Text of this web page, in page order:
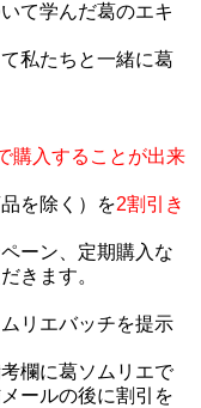
て学んだ葛のエキ
私たちと一緒に葛
購入することが出来
を除く）を2割引き
ーン、定期購入な
きます。
リエバッチを提示
欄に葛ソムリエで
ールの後に割引を